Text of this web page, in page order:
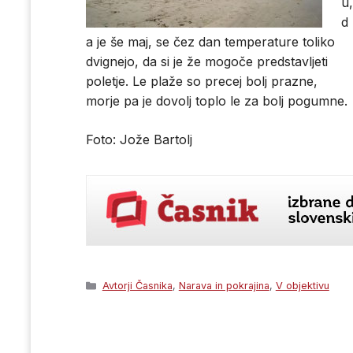
d
a je še maj, se čez dan temperature toliko
dvignejo, da si je že mogoče predstavljeti
poletje. Le plaže so precej bolj prazne,
morje pa je dovolj toplo le za bolj pogumne.
Foto: Jože Bartolj
Categories
Avtorji Časnika, Narava in pokrajina, V objektivu